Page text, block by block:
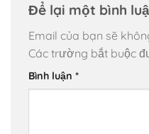
Để lại một bình
Email của bạn sẽ
Các trường bắt buộc
Bình luận *